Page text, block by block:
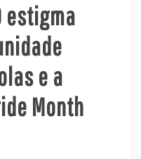
estigma
e a
Month